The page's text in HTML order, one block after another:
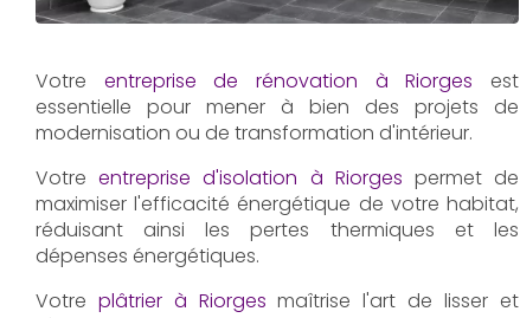
Votre entreprise de rénovation à Riorges est
essentielle pour mener à bien des projets de
modernisation ou de transformation d'intérieur.
Votreentreprise d'isolation à Riorges permet de
maximiser l'efficacité énergétique de votre habitat,
réduisant ainsi les pertes thermiques et les
dépenses énergétiques.
Votre plâtrier à Riorges maîtrise l'art de lisser et